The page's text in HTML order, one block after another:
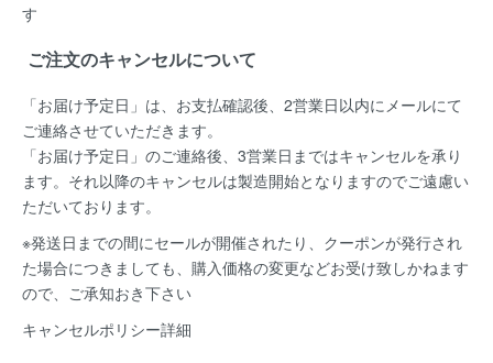
す
ご注文のキャンセルについて
「お届け予定日」は、お支払確認後、 2営業日以内にメールにて
ご連絡させていただきます。
「お届け予定日」のご連絡後、 3営業日まではキャンセルを承り
ます。 それ以降のキャンセルは製造開始となりますのでご遠慮い
ただいております。
※発送日までの間にセールが開催されたり、クーポンが発行され
た場合につきましても、購入価格の変更などお受け致しかねます
ので、ご承知おき下さい
キャンセルポリシー詳細